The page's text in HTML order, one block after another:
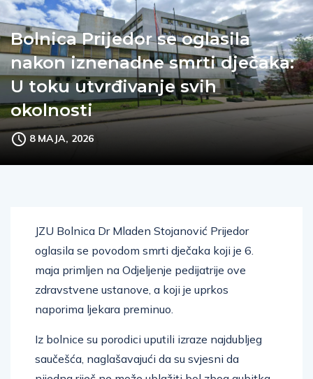
Bolnica Prijedor se oglasila
nakon iznenadne smrti dječaka:
U toku utvrđivanje svih
okolnosti
8 MAJA, 2026
JZU Bolnica Dr Mladen Stojanović Prijedor
oglasila se povodom smrti dječaka koji je 6.
maja primljen na Odjeljenje pedijatrije ove
zdravstvene ustanove, a koji je uprkos
naporima ljekara preminuo.
Iz bolnice su porodici uputili izraze najdubljeg
saučešća, naglašavajući da su svjesni da